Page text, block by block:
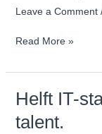
Leave a Comment
Gender
Read More »
Helft IT-
talent.
Helft
starters